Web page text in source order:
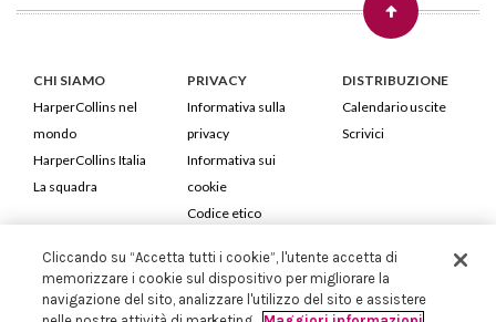
CHI SIAMO
HarperCollins nel
mondo
HarperCollins Italia
La squadra
PRIVACY
Informativa sulla
privacy
Informativa sui
cookie
Codice etico
DISTRIBUZIONE
Calendario uscite
Scrivici
HarperCollins Italia S.p.A. Viale Monte Nero, 84 - 20135 Milano
Cod. Fiscale e P.IVA 05946780151 - Capitale Sociale 258.250 €
Cliccando su “Accetta tutti i cookie”, l'utente accetta di
memorizzare i cookie sul dispositivo per migliorare la
navigazione del sito, analizzare l'utilizzo del sito e assistere